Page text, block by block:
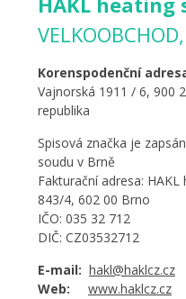
Korenspodenční
Vajnorská 1911 / 6, 900
republika
Spisová značka je
soudu v Brně
Fakturační adresa:
843/4, 602 00 Brno
IČO: 035 32 712
DIČ: CZ03532712
E-mail: hakl@haklcz.cz
Web: www.haklcz.cz